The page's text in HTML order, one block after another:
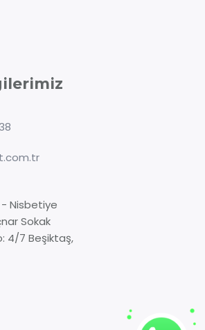
- Nisbetiye
Sokak
4/7 Beşiktaş,